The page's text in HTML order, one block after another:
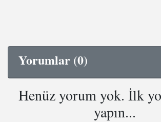
Yorumlar (0)
Henüz yorum yok. İlk
yapın...